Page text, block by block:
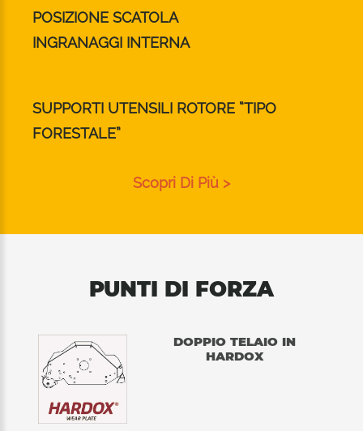
POSIZIONE SCATOLA
INGRANAGGI INTERNA
SUPPORTI UTENSILI ROTORE “TIPO
FORESTALE”
Scopri Di Più >
PUNTI DI FORZA
DOPPIO TELAIO IN
HARDOX